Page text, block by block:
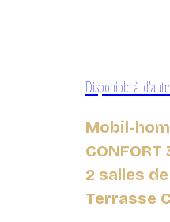
Disponible à
Mobil-
2 salles
Terrasse